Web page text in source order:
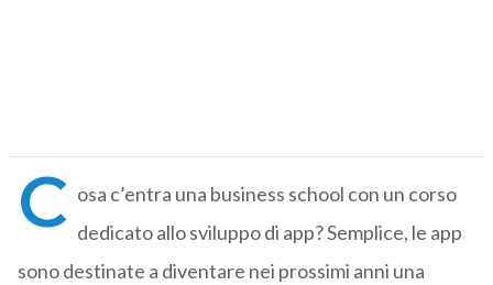
C osa c’entra una business school con un corso
dedicato allo sviluppo di app? Semplice, le app
sono destinate a diventare nei prossimi anni una